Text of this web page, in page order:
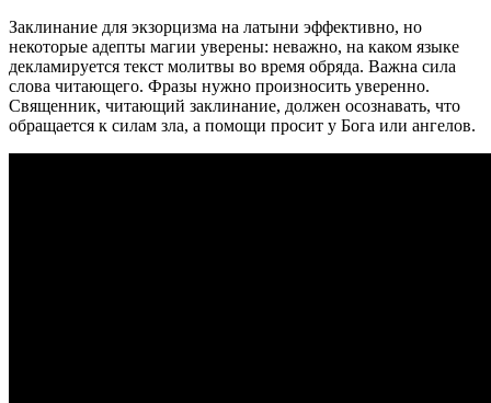
Заклинание для экзорцизма на латыни эффективно, но
некоторые адепты магии уверены: неважно, на каком языке
декламируется текст молитвы во время обряда. Важна сила
слова читающего. Фразы нужно произносить уверенно.
Священник, читающий заклинание, должен осознавать, что
обращается к силам зла, а помощи просит у Бога или ангелов.